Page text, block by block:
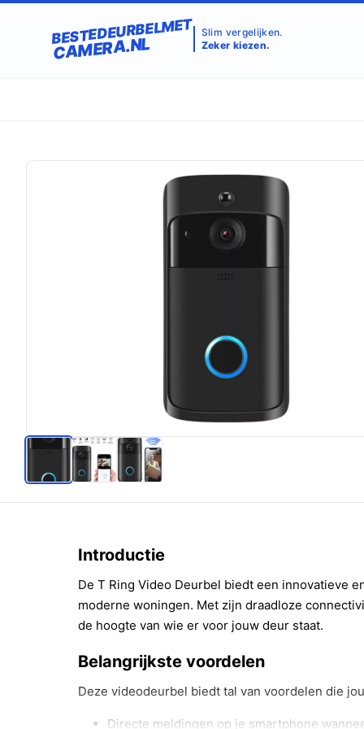
BESTEDEURBELMET
CAMERA.NL
Slim vergelijken.
Zeker kiezen.
Introductie
De T Ring Video Deurbel biedt een innovatieve
moderne woningen. Met zijn draadloze
de hoogte van wie er voor jouw deur staat.
Belangrijkste voordelen
Deze videodeurbel biedt tal van voordelen die
Directe meldingen op je smartphone